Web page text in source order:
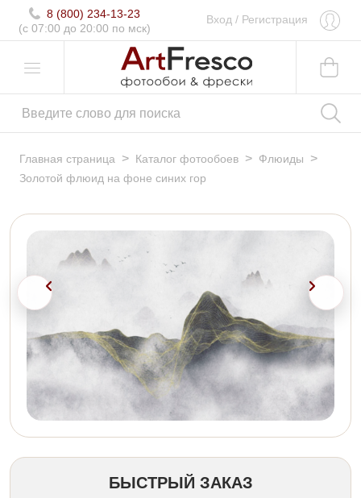
8 (800) 234-13-23
(c 07:00 до 20:00 по мск)
Вход / Регистрация
Главная страница > Каталог фотообоев > Флюиды >
Золотой флюид на фоне синих гор
БЫСТРЫЙ ЗАКАЗ